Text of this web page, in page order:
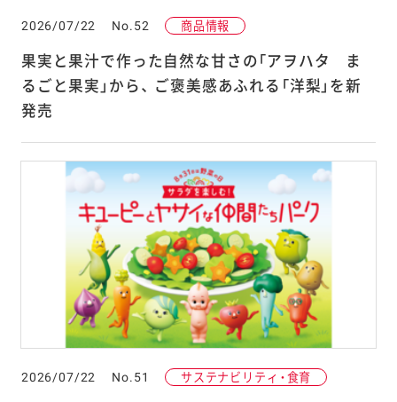
2026/07/22 No.52 商品情報
果実と果汁で作った自然な甘さの「アヲハタ ま
るごと果実」から、 ご褒美感あふれる「洋梨」を新
発売
2026/07/22 No.51 サステナビリティ・食育